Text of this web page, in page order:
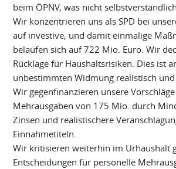
beim ÖPNV, was nicht
Wir konzentrieren uns als SPD bei
auf investive, und damit einmalige
belaufen sich auf 722 Mio. Euro. Wir
Rücklage für Haushaltsrisiken. Dies ist
unbestimmten Widmung realistisch
Wir gegenfinanzieren unsere
Mehrausgaben von 175 Mio. durch
Zinsen und realistischere
Einnahmetiteln.
Wir kritisieren weiterhin im Urhaushalt
Entscheidungen für personelle